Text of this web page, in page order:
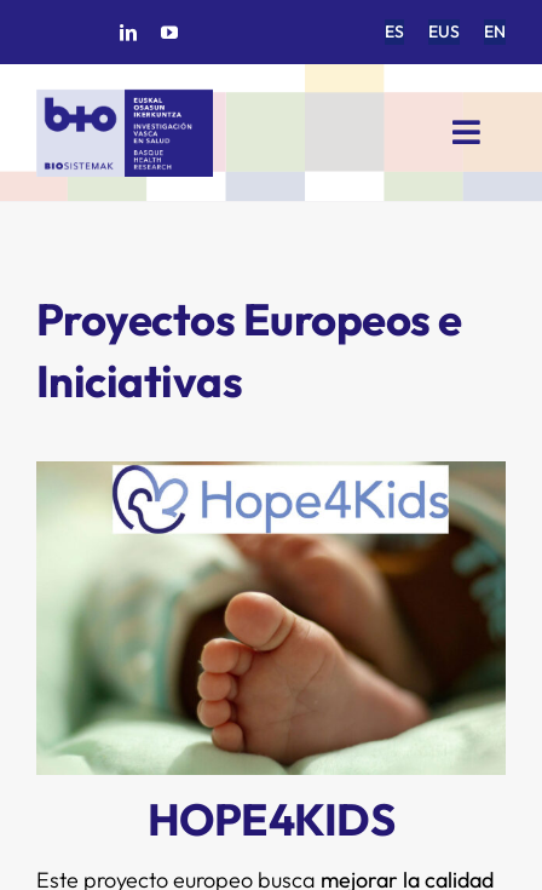
ES EUS EN
Toggle
INICIO
ÁREAS DE INVESTIGACIÓN
PROYECTOS/COLABORACIONES
SERVICIOS
APOYO I+D+I
NOTICIAS
Proyectos Europeos e
Iniciativas
HOPE4KIDS
Este proyecto europeo busca mejorar la calidad